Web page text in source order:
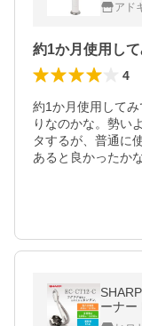
アド
4
約1か月使用して
りなのかな。勢い
タするが、普通に
あると良かったかな
ーナー
クロン